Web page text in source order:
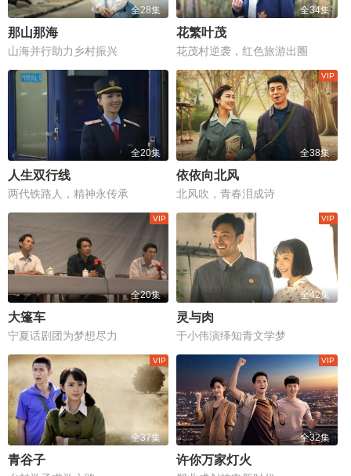
全28集
那山那海
山海并行助力乡村振兴
全34集
花繁叶茂
花茂村逆袭，红色旅游出圈
全20集
人生双行线
两代铁路人，精神永传承
全38集
依依向北风
北风吹，青春泪成诗
全20集
大篷车
宁夏话剧团为梦想尽力
全42集
灵与肉
于小伟演绎知青文学梦
全37集
青谷子
全32集
许你万家灯火